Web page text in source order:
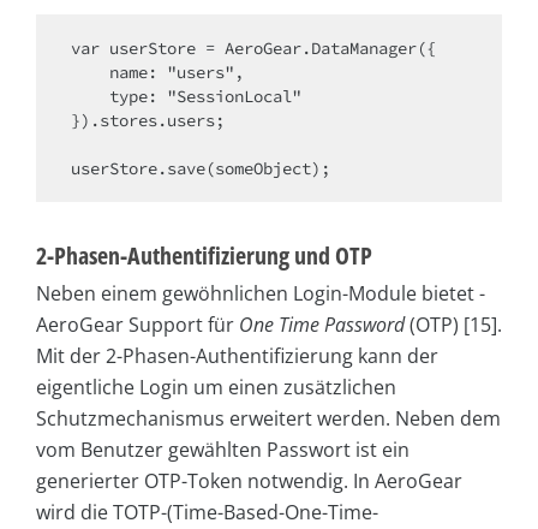
var userStore = AeroGear.DataManager({
}).stores.users;
userStore.save(someObject);
2-Phasen-Authentifizierung und OTP
Neben einem gewöhnlichen Login-Module bietet ­
AeroGear Support für One Time Password(OTP) [15].
Mit der 2-Phasen-Authentifizierung kann der
eigentliche Login um einen zusätzlichen
Schutzmechanismus erweitert werden. Neben dem
vom Benutzer gewählten Passwort ist ein
generierter OTP-Token notwendig. In AeroGear
wird die TOTP-(Time-Based-One-Time-